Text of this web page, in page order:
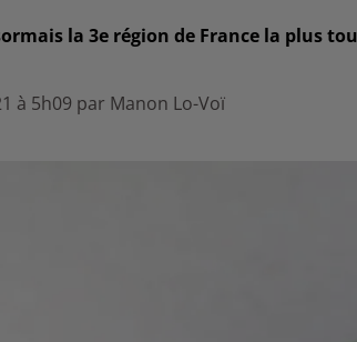
la 3e région de France la plus
à 5h09 par Manon Lo-Voï